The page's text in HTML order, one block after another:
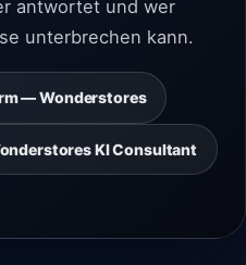
antwortet und wer
unterbrechen kann.
— Wonderstores
KI Consultant